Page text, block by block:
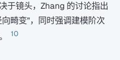
于镜头，Zhang 的讨论指出
畸变”，同时强调建模阶次
10